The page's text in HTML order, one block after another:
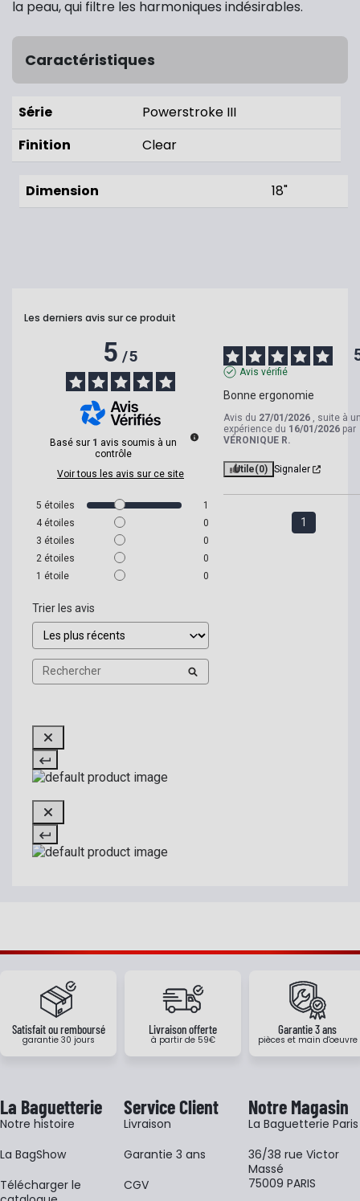
la peau, qui filtre les harmoniques indésirables.
Caractéristiques
Série
Powerstroke III
Finition
Clear
Dimension 18"
Les derniers avis sur ce produit
5/5
Basé sur 1 avis soumis à un
contrôle
Voir tous les avis sur ce site
5 étoiles
1
4 étoiles
0
3 étoiles
0
2 étoiles
0
1 étoile 0
Trier les avis
Avis vérifié
Bonne ergonomie
Avis du 27/01/2026 , suite à
expérience du 16/01/2026 par
VÉRONIQUE R.
Utile(0) Signaler
1
Satisfait ou remboursé
garantie 30 jours
Livraison offerte
à partir de 59€
Garantie 3 ans
pièces et main d'oeuvre
La Baguetterie
Notre histoire
La BagShow
​Télécharger le
Service Client
Livraison
Garantie 3 ans
CGV
Notre Magasin
La Baguetterie Paris
36/38 rue Victor
Massé
75009 PARIS